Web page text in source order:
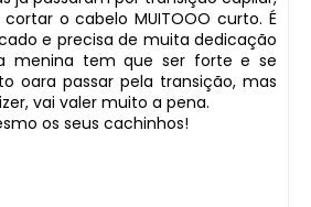
o cabelo MUITOOO curto. É
e precisa de muita dedicação
menina tem que ser forte e se
oara passar pela transição, mas
vai valer muito a pena.
os seus cachinhos!